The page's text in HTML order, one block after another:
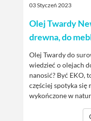
03 Styczeń 2023
Olej Twardy
drewna, do
Olej Twardy do
wiedzieć o olejach
nanosić? Być EKO,
częściej spotyka się
wykończone w